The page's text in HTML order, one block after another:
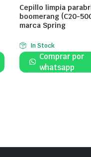
Cepillo limpia
boomerang (C20-
marca Spring
In Stock
Comprar por
whatsapp